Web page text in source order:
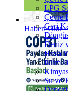
Haberi Oku
LPG
Çevre
Geri
Deniz
Hava
İklim
Su ve